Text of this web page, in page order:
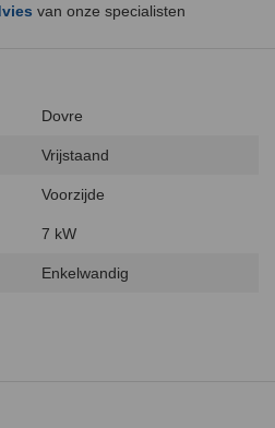
van onze specialisten
Dovre
Vrijstaand
Voorzijde
7 kW
Enkelwandig